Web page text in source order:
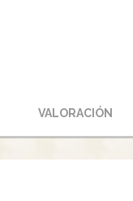
VALORACIÓN